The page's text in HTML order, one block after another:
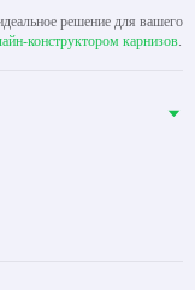
решение для вашего
конструктором карнизов.